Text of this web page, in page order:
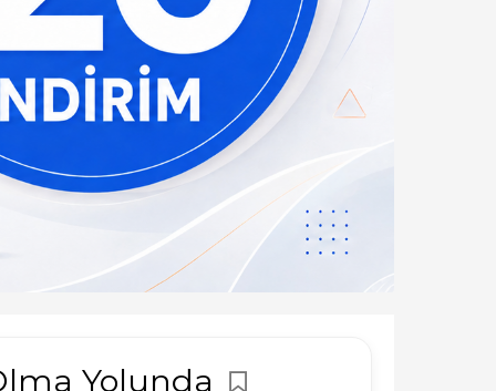
Yolunda